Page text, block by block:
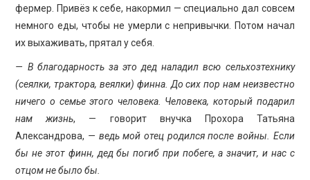
фермер. Привёз к себе, накормил — специально дал совсем
немного еды, чтобы не умерли с непривычки. Потом начал
их выхаживать, прятал у себя.
— В благодарность за это дед наладил всю сельхозтехнику
(сеялки, трактора, веялки) финна. До сих пор нам неизвестно
ничего о семье этого человека. Человека, который подарил
нам жизнь, — говорит внучка Прохора Татьяна
Александрова, — ведь мой отец родился после войны. Если
бы не этот финн, дед бы погиб при побеге, а значит, и нас с
отцом не было бы.